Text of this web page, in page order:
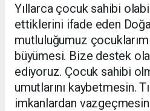
Yıllarca çocuk sahibi
ettiklerini ifade eden
mutluluğumuz
büyümesi. Bize destek
ediyoruz. Çocuk sahibi
umutlarını kaybetmesin.
imkanlardan